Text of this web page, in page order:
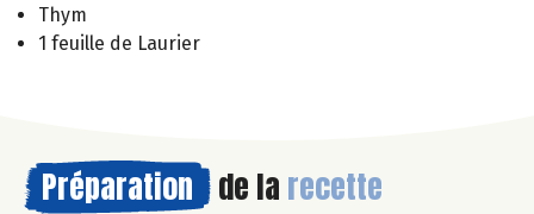
Thym
1 feuille de Laurier
Préparation de la recette